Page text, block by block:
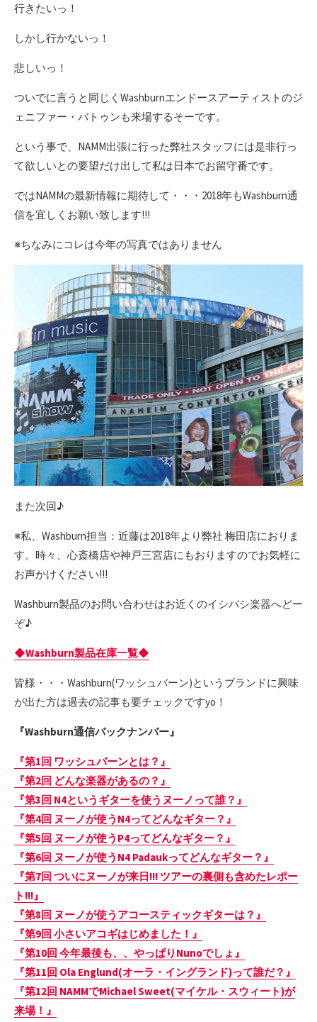
行きたいっ！
しかし行かないっ！
悲しいっ！
ついでに言うと同じくWashburnエンドースアーティストのジ
ェニファー・バトゥンも来場するそーです。
という事で、NAMM出張に行った弊社スタッフには是非行っ
て欲しいとの要望だけ出して私は日本でお留守番です。
ではNAMMの最新情報に期待して・・・2018年もWashburn通
信を宜しくお願い致します!!!
※ちなみにコレは今年の写真ではありません
また次回♪
※私、Washburn担当：近藤は2018年より弊社 梅田店におりま
す。時々、心斎橋店や神戸三宮店にもおりますのでお気軽に
お声かけください!!!
Washburn製品のお問い合わせはお近くのイシバシ楽器へどー
ぞ♪
◆Washburn製品在庫一覧◆
皆様・・・Washburn(ワッシュバーン)というブランドに興味
が出た方は過去の記事も要チェックですyo！
『Washburn通信バックナンバー』
『第1回 ワッシュバーンとは？』
『第2回 どんな楽器があるの？』
『第3回 N4というギターを使うヌーノって誰？』
『第4回 ヌーノが使うN4ってどんなギター？』
『第5回 ヌーノが使うP4ってどんなギター？』
『第6回 ヌーノが使うN4 Padaukってどんなギター？』
『第7回 ついにヌーノが来日!!! ツアーの裏側も含めたレポー
ト!!!』
『第8回 ヌーノが使うアコースティックギターは？』
『第9回 小さいアコギはじめました！』
『第10回 今年最後も、、やっぱりNunoでしょ』
『第11回 Ola Englund(オーラ・イングランド)って誰だ？』
『第12回 NAMMでMichael Sweet(マイケル・スウィート)が
来場！』